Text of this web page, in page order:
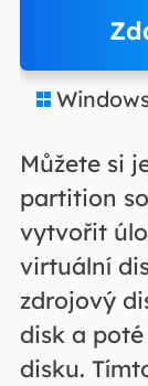

Můžete si
partition
vytvořit
virtuální
zdrojový
disk a
disku.